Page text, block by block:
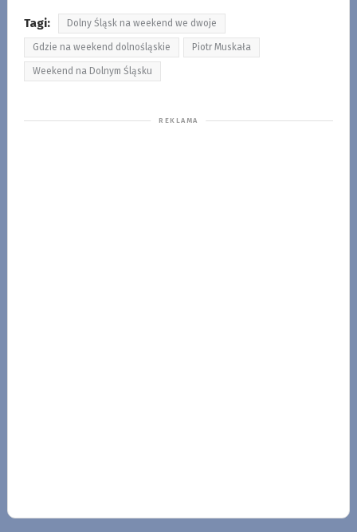
Tagi: Dolny Śląsk na weekend we dwoje
Gdzie na weekend dolnośląskie Piotr Muskała
Weekend na Dolnym Śląsku